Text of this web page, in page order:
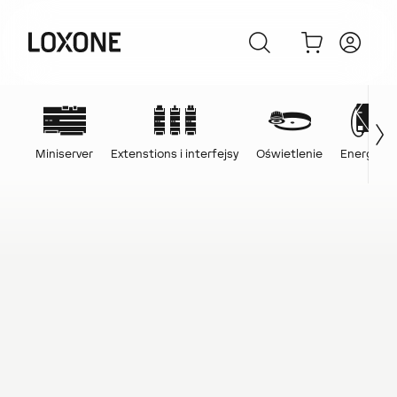
Miniserver Extenstions i interfejsy Oświetlenie Energia